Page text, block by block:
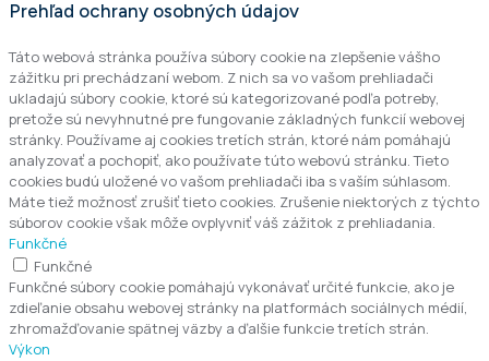
Prehľad ochrany osobných údajov
Táto webová stránka používa súbory cookie na zlepšenie vášho
zážitku pri prechádzaní webom. Z nich sa vo vašom prehliadači
ukladajú súbory cookie, ktoré sú kategorizované podľa potreby,
pretože sú nevyhnutné pre fungovanie základných funkcií webovej
stránky. Používame aj cookies tretích strán, ktoré nám pomáhajú
analyzovať a pochopiť, ako používate túto webovú stránku. Tieto
cookies budú uložené vo vašom prehliadači iba s vaším súhlasom.
Máte tiež možnosť zrušiť tieto cookies. Zrušenie niektorých z týchto
súborov cookie však môže ovplyvniť váš zážitok z prehliadania.
Funkčné
Funkčné
Funkčné súbory cookie pomáhajú vykonávať určité funkcie, ako je
zdieľanie obsahu webovej stránky na platformách sociálnych médií,
zhromažďovanie spätnej väzby a ďalšie funkcie tretích strán.
Výkon